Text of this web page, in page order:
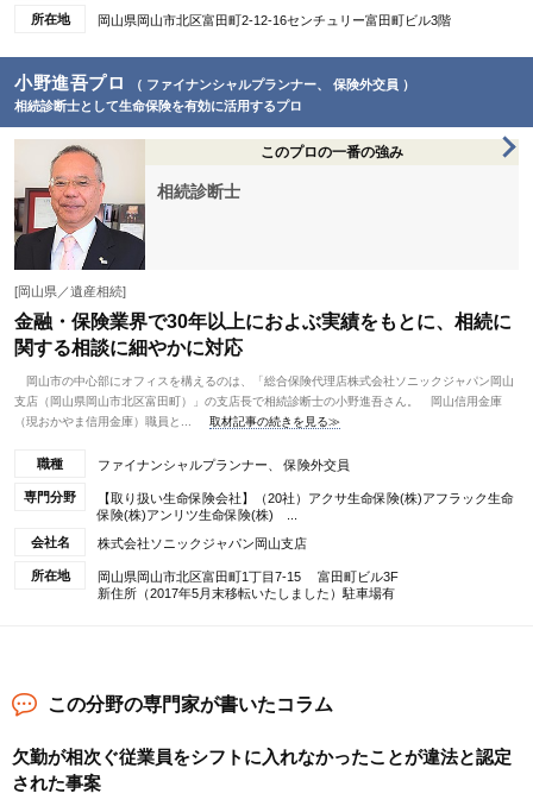
所在地 岡山県岡山市北区富田町2-12-16センチュリー富田町ビル3階
小野進吾プロ
（ ファイナンシャルプランナー、 保険外交員 ）
相続診断士として生命保険を有効に活用するプロ
このプロの一番の強み
相続診断士
[岡山県／遺産相続]
金融・保険業界で30年以上におよぶ実績をもとに、相続に
関する相談に細やかに対応
岡山市の中心部にオフィスを構えるのは、「総合保険代理店株式会社ソニックジャパン岡山
支店（岡山県岡山市北区富田町）」の支店長で相続診断士の小野進吾さん。 岡山信用金庫
（現おかやま信用金庫）職員と...
取材記事の続きを見る≫
職種 ファイナンシャルプランナー、 保険外交員
専門分野
【取り扱い生命保険会社】（20社）アクサ生命保険(株)アフラック生命
保険(株)アンリツ生命保険(株) ...
会社名
株式会社ソニックジャパン岡山支店
所在地
岡山県岡山市北区富田町1丁目7-15 富田町ビル3F
新住所（2017年5月末移転いたしました）駐車場有
この分野の専門家が書いたコラム
欠勤が相次ぐ従業員をシフトに入れなかったことが違法と認定
された事案